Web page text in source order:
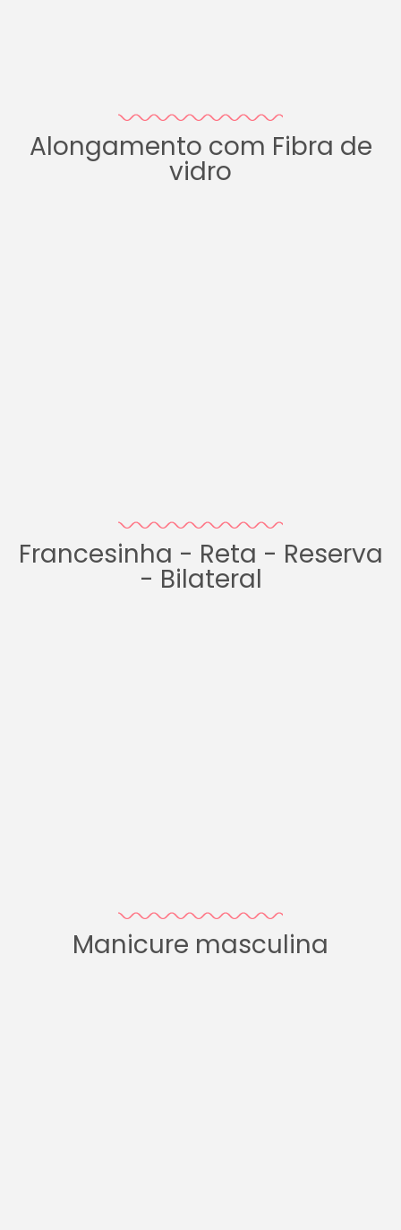
Alongamento com Fibra de
vidro
Francesinha - Reta - Reserva
- Bilateral
Manicure masculina